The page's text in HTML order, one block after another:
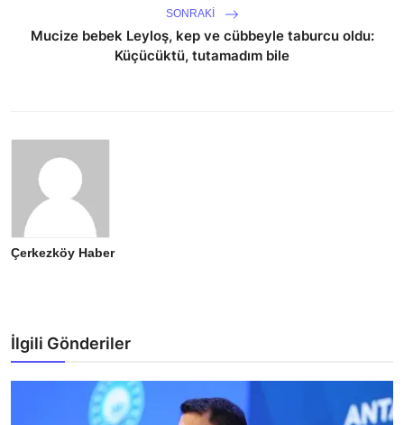
SONRAKI
Mucize bebek Leyloş, kep ve cübbeyle taburcu oldu:
Küçücüktü, tutamadım bile
Çerkezköy Haber
İlgili Gönderiler